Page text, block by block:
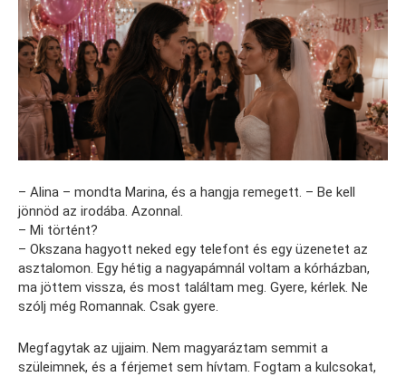
– Alina – mondta Marina, és a hangja remegett. – Be kell
jönnöd az irodába. Azonnal.
– Mi történt?
– Okszana hagyott neked egy telefont és egy üzenetet az
asztalomon. Egy hétig a nagyapámnál voltam a kórházban,
ma jöttem vissza, és most találtam meg. Gyere, kérlek. Ne
szólj még Romannak. Csak gyere.
Megfagytak az ujjaim. Nem magyaráztam semmit a
szüleimnek, és a férjemet sem hívtam. Fogtam a kulcsokat,